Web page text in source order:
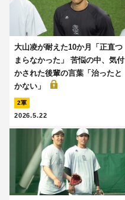
大山凌が耐えた10か月「正直つ
まらなかった」 苦悩の中、気付
かされた後輩の言葉「治ったと
かない」
2軍
2026.5.22